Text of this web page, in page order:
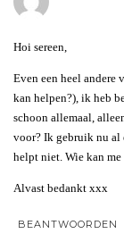
Hoi sereen,
Even een heel andere
kan helpen?), ik heb
schoon allemaal,
voor? Ik gebruik nu al
helpt niet. Wie kan me
Alvast bedankt xxx
BEANTWOORDEN